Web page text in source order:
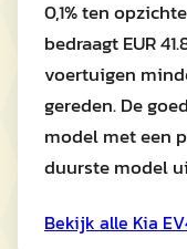
0,1% ten
bedraagt EUR
voertuigen
gereden. De
model met een
duurste model
Bekijk alle Kia